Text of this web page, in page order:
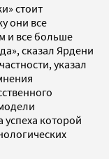
стоит
они все
и все больше
сказал Ярдени
указал
успеха которой